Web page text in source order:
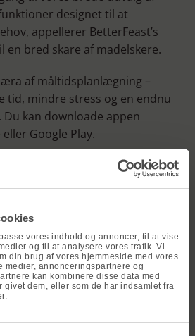
vores indhold og annoncer, til at vise
og til at analysere vores trafik. Vi
din brug af vores hjemmeside med vores
medier, annonceringspartnere og
kan kombinere disse data med
givet dem, eller som de har indsamlet fra
designet til at
appellerer BetterFeast’s
en bred skare af madelskere.
af måltidsplanlægning –
tid, mindre stress og en endnu
kan downloade appen
Google Play.
Dahl – En varm og krydret
linseret
en
x